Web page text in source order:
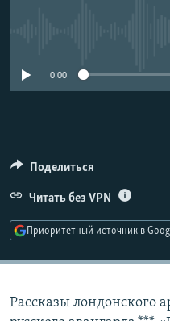
Все сайты РСЕ/РС
0:00
Поделиться
Читать без VPN
Приоритетный источник в
Рассказы лондонского